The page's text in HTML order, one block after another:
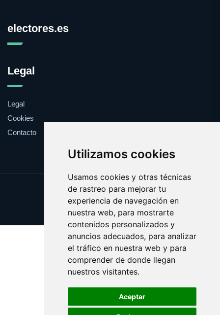
Utilizamos cookies
Usamos cookies y otras técnicas
de rastreo para mejorar tu
experiencia de navegación en
nuestra web, para mostrarte
contenidos personalizados y
anuncios adecuados, para analizar
el tráfico en nuestra web y para
comprender de donde llegan
nuestros visitantes.
Aceptar
electores.es
Legal
Legal
Cookies
Contacto
Update cookies preferences
Copyright © 2025 electores.es